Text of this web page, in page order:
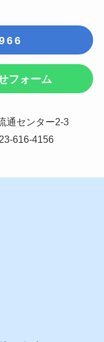
フォーム
流通センター2-3
616-4156